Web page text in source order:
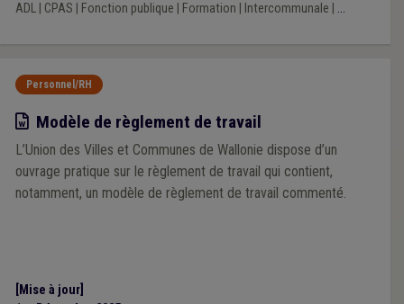
nouveau modèle de règlement de télétravail.
ADL| CPAS Fonction publique Formation Intercommunale ...
Personnel/RH
Modèle
Modèle de règlement de travail
L’Union des Villes et Communes de Wallonie dispose d’un
ouvrage pratique sur le règlement de travail qui contient,
notamment, un modèle de règlement de travail commenté.
[Mise à jour]